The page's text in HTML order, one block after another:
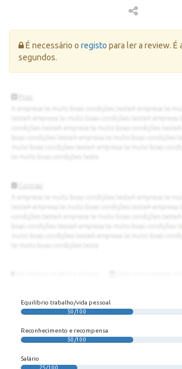
Erro:
É necessário o registo para ler a review. É
segundos.
Equilíbrio trabalho/vida pessoal
50/100
Reconhecimento e recompensa
50/100
Salário